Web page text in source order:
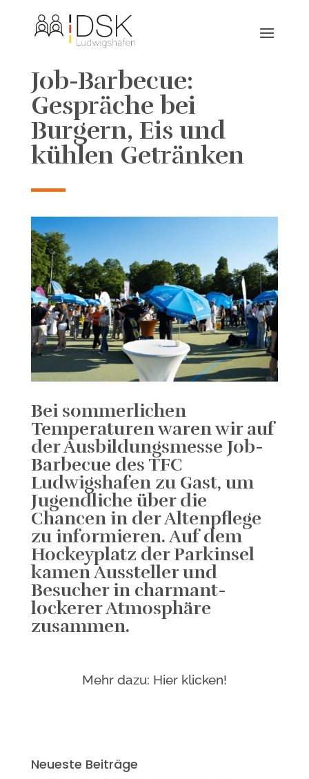
Job-Barbecue:
Gespräche bei
Burgern, Eis und
kühlen Getränken
Bei sommerlichen
Temperaturen waren wir auf
der Ausbildungsmesse Job-
Barbecue des TFC
Ludwigshafen zu Gast, um
Jugendliche über die
Chancen in der Altenpflege
zu informieren. Auf dem
Hockeyplatz der Parkinsel
kamen Aussteller und
Besucher in charmant-
lockerer Atmosphäre
zusammen.
Mehr dazu: Hier klicken!
Neueste Beiträge